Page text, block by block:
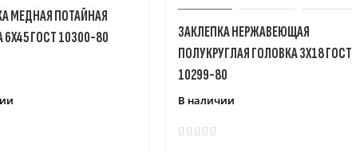
МЕДНАЯ ПОТАЙНАЯ
ГОСТ 10300-80
ЗАКЛЕПКА НЕРЖАВЕЮЩАЯ
ПОЛУКРУГЛАЯ ГОЛОВКА 3X18 ГОСТ
10299-80
В наличии